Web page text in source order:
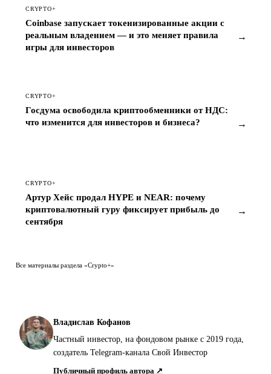
Coinbase запускает токенизированные акции с
реальным владением — и это меняет правила
игры для инвесторов
Госдума освободила криптообменники от НДС:
что изменится для инвесторов и бизнеса?
Артур Хейс продал HYPE и NEAR: почему
криптовалютный гуру фиксирует прибыль до
сентября
Частный инвестор, на фондовом рынке с 2019 года,
создатель Telegram-канала Свой Инвестор
Публичный профиль автора ↗